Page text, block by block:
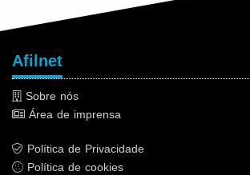
Afilnet
Sobre nós
Área de imprensa
Política de Privacidade
Política de cookies